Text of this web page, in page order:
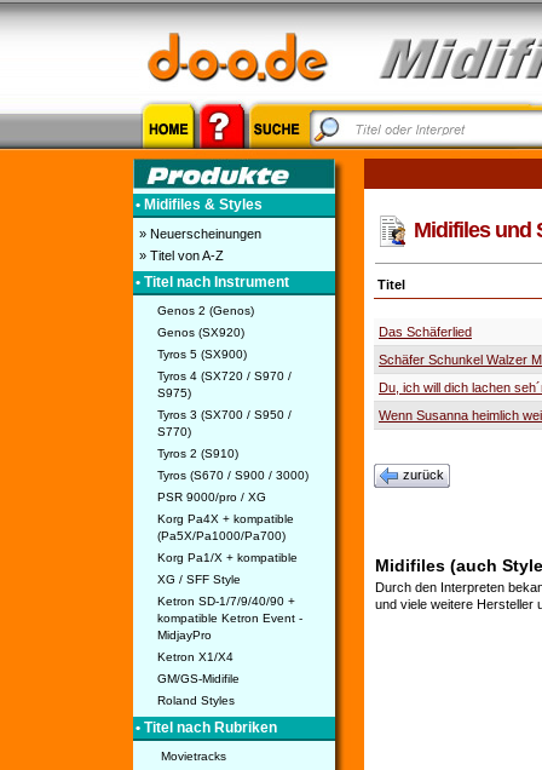
• Midifiles & Styles
» Neuerscheinungen
» Titel von A-Z
• Titel nach Instrument
Genos 2 (Genos)
Genos (SX920)
Tyros 5 (SX900)
Tyros 4 (SX720 / S970 /
S975)
Tyros 3 (SX700 / S950 /
S770)
Tyros 2 (S910)
Tyros (S670 / S900 / 3000)
PSR 9000/pro / XG
Korg Pa4X + kompatible
(Pa5X/Pa1000/Pa700)
Korg Pa1/X + kompatible
XG / SFF Style
Ketron SD-1/7/9/40/90 +
kompatible Ketron Event -
MidjayPro
Ketron X1/X4
GM/GS-Midifile
Roland Styles
• Titel nach Rubriken
Movietracks
Midifiles und
Titel
Das Schäferlied
Schäfer Schunkel Walzer
Du, ich will dich lachen
Wenn Susanna heimlich
zurück
Midifiles (auch
Durch den Interpreten
und viele weitere Hersteller